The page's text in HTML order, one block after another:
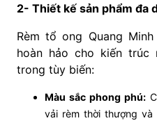
2- Thiết kế sản phẩm đa
Rèm tổ ong Quang
hoàn hảo cho kiến
trong tùy biến:
Màu sắc phong phú:
vải rèm thời thượng và